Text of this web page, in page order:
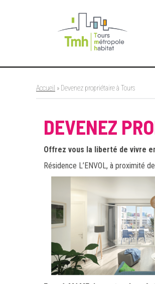
Accueil » Devenez propriétaire à Tours
DEVENEZ
Offrez vous la liberté de vivre
Résidence L’ENVOL, à proximité